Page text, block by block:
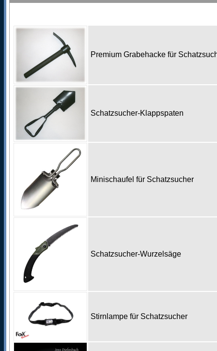
Premium Grabehacke für
Schatzsucher-Klappspaten
Minischaufel für Schatzsucher
Schatzsucher-Wurzelsäge
Stirnlampe für Schatzsucher